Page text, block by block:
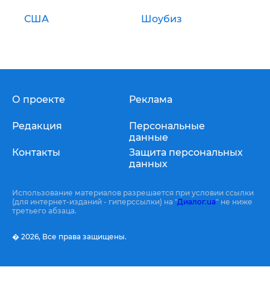
США Шоубиз
О проекте
Редакция
Контакты
Реклама
Персональные
данные
Защита персональных
данных
Использование материалов разрешается при условии ссылки
(для интернет-изданий - гиперссылки) на "Диалог.ua" не ниже
третьего абзаца.
� 2026, Все права защищены.